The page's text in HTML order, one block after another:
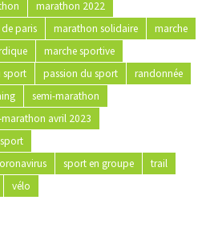
marathon 2022
paris marathon solidaire
marche
marche sportive
sport passion du sport
randonnée
semi-marathon
marathon avril 2023
sport
sport en groupe
trail
vélo